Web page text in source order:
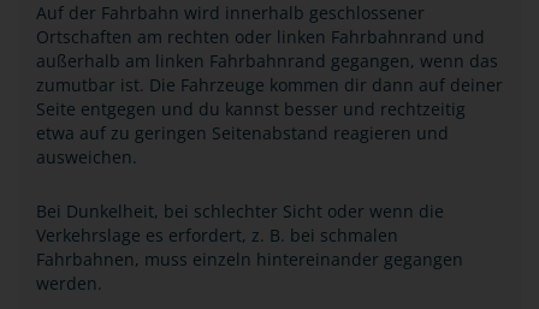
Auf der Fahrbahn wird innerhalb geschlossener
Ortschaften am rechten oder linken Fahrbahnrand und
außerhalb am linken Fahrbahnrand gegangen, wenn das
zumutbar ist. Die Fahrzeuge kommen dir dann auf deiner
Seite entgegen und du kannst besser und rechtzeitig
etwa auf zu geringen Seitenabstand reagieren und
ausweichen.
Bei Dunkelheit, bei schlechter Sicht oder wenn die
Verkehrslage es erfordert, z. B. bei schmalen
Fahrbahnen, muss einzeln hintereinander gegangen
werden.